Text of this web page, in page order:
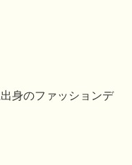
身のファッションデ